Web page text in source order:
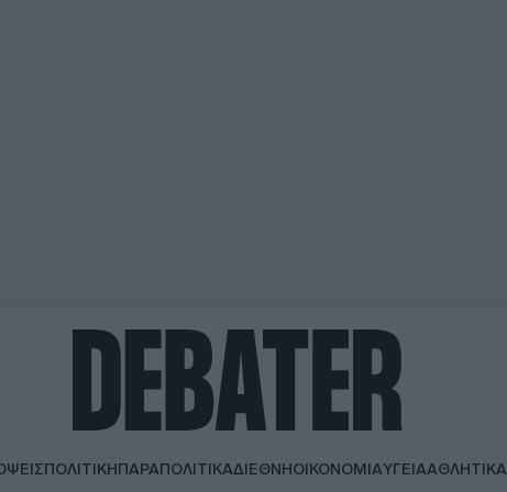
ΠΟΛΙΤΙΚΗΠΑΡΑΠΟΛΙΤΙΚΑΔΙΕΘΝΗΟΙΚΟΝΟΜΙΑΥΓΕΙΑΑΘΛΗΤΙΚΑ